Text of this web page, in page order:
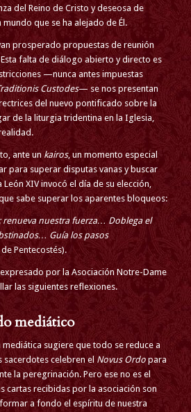
del Reino de Cristo y deseosa de
que se ha alejado de Él.
prosperado propuestas de reunión
falta de diálogo abierto y directo es
—nunca antes impuestas
Custodes— se nos presentan
del nuevo pontificado sobre la
de la liturgia tridentina en la Iglesia,
ante un kairos, un momento especial
para superar disputas vanas y buscar
XIV invocó el día de su elección,
sabe superar los aparentes bloqueos:
renueva nuestra fuerza… Doblega el
Guía los pasos
Pentecostés).
por la Asociación Notre-Dame
las siguientes reflexiones.
mediático
sugiere que todo se reduce a
celebren el Novus Ordopara
la peregrinación. Pero ese no es el
cartas recibidas por la asociación son
a fondo el espíritu de nuestra